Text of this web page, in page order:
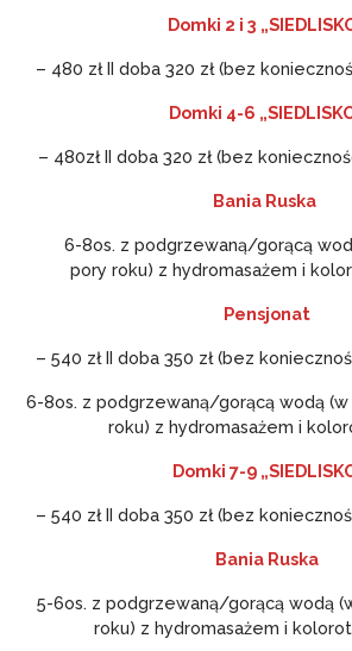
Domki 2 i 3
– 480 zł II doba 320 zł (bez
Domki 4-6
– 480zł II doba 320 zł (bez
Bania Ruska
6-8os. z podgrzewaną/gorącą
pory roku) z hydromasażem i
Pensjonat
– 540 zł II doba 350 zł (bez
6-8os. z podgrzewaną/gorącą wodą
roku) z hydromasażem i
Domki 7-9
– 540 zł II doba 350 zł (bez
Bania Ruska
5-6os. z podgrzewaną/gorącą wodą
roku) z hydromasażem i